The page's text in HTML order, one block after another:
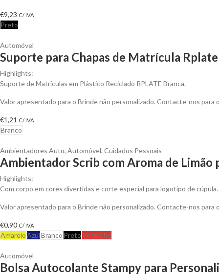
€9,23 C/ IVA
Preto
Automóvel
Suporte para Chapas de Matrícula
Highlights:
Suporte de Matrículas em Plástico Reciclado RPLATE Branca.
Valor apresentado para o Brinde não personalizado. Contacte-nos
€1,21 C/ IVA
Branco
Ambientadores Auto, Automóvel, Cuidados Pessoais
Ambientador Scrib com Aroma de
Highlights:
Com corpo em cores divertidas e corte especial para logotipo de cúpula.
Valor apresentado para o Brinde não personalizado. Contacte-nos
€0,90 C/ IVA
AmareloAzulBranco PretoVermelho
Automóvel
Bolsa Autocolante Stampy para